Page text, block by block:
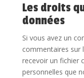
Les droits
données
Si vous avez un
commentaires sur
recevoir un fichier
personnelles que